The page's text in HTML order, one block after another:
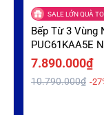
SALE LỚN QUÀ TO
Bếp Từ 3 Vùng
PUC61KAA5E
Booster Ưu Đãi
7.890.000₫
10.790.000₫ -